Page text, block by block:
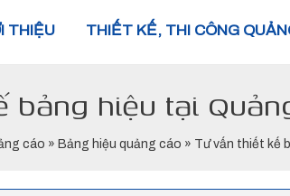
THIỆU THIẾT KẾ, THI CÔNG
bảng hiệu tại
cáo » Bảng hiệu quảng cáo » Tư vấn thiết kế